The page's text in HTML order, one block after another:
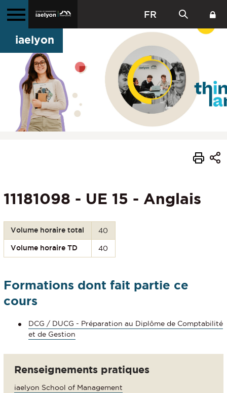
FR
iaelyon
11181098 - UE 15 - Anglais
Volume horaire total 40
Volume horaire TD 40
Formations dont fait partie ce
cours
DCG / DUCG - Préparation au Diplôme de Comptabilité
et de Gestion
Renseignements pratiques
iaelyon School of Management